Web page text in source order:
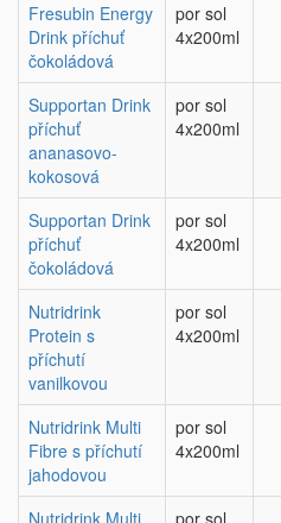
Fresubin Energy
Drink příchuť
čokoládová
por sol
4x200ml
Supportan Drink
příchuť
ananasovo-
kokosová
por sol
4x200ml
Supportan Drink
příchuť
čokoládová
por sol
4x200ml
Nutridrink
Protein s
příchutí
vanilkovou
por sol
4x200ml
Nutridrink Multi
Fibre s příchutí
jahodovou
por sol
4x200ml